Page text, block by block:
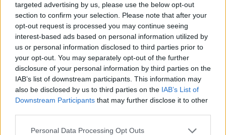
targeted advertising by us, please use the below opt-out
section to confirm your selection. Please note that after your
opt-out request is processed you may continue seeing
interest-based ads based on personal information utilized by
us or personal information disclosed to third parties prior to
your opt-out. You may separately opt-out of the further
disclosure of your personal information by third parties on the
IAB’s list of downstream participants. This information may
also be disclosed by us to third parties on the IAB’s List of
Downstream Participants that may further disclose it to other
Personal Data Processing Opt Outs
Elektromos autó F150 Pickup